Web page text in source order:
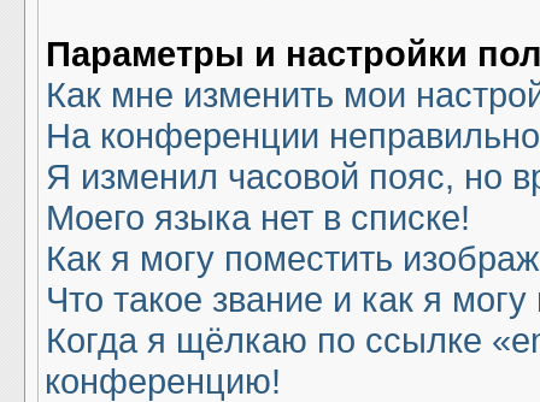
Параметры и настройки
Как мне изменить мои
На конференции
Я изменил часовой пояс, но
Моего языка нет в списке!
Как я могу поместить
Что такое звание и как я могу
Когда я щёлкаю по ссылке
конференцию!